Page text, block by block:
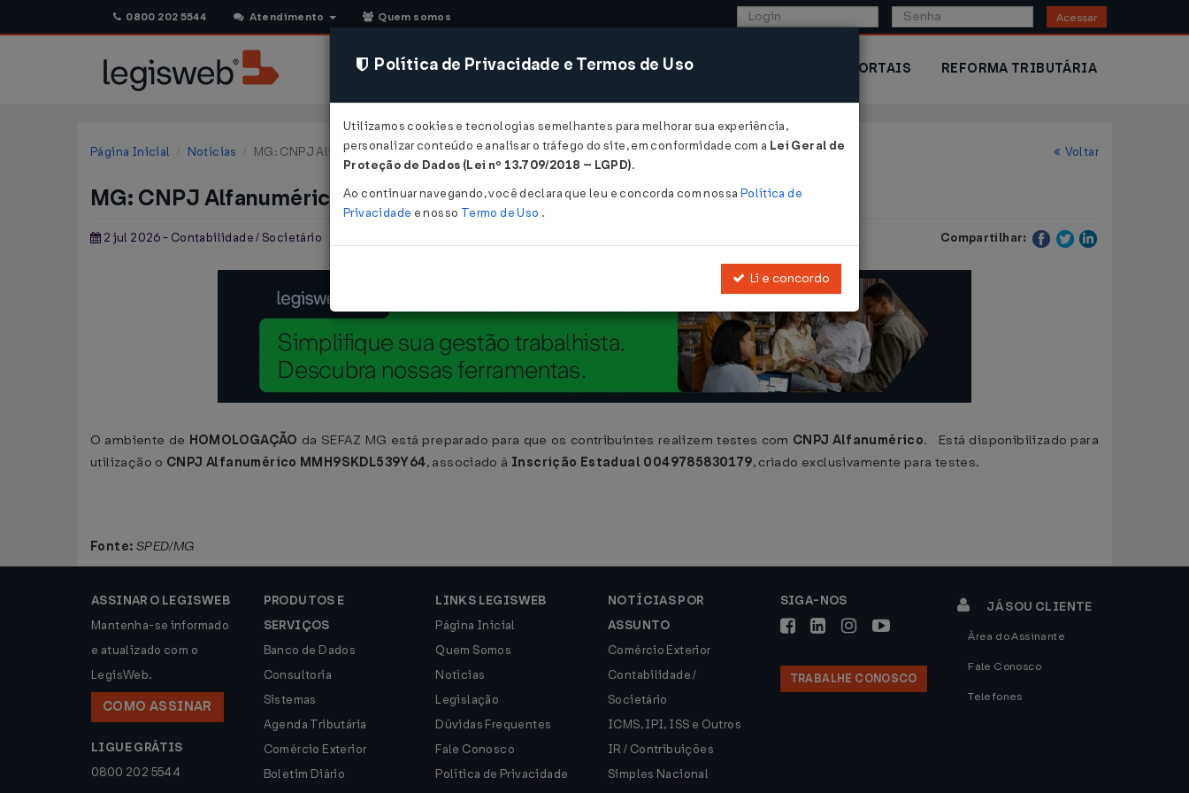
0800 202 5544 Atendimento Quem somos Acessar
CONSULTORIA SISTEMAS COMÉRCIO EXTERIOR PORTAIS REFORMA TRIBUTÁRIA
Página Inicial Notícias MG: CNPJ Alfanumérico para Testes... Voltar
MG: CNPJ Alfanumérico para Testes
2 jul 2026 - Contabilidade / Societário Compartilhar:
O ambiente de HOMOLOGAÇÃO da SEFAZ MG está preparado para que os contribuintes realizem testes com CNPJ Alfanumérico. Está disponibilizado para
utilização o CNPJ Alfanumérico MMH9SKDL539Y64, associado à Inscrição Estadual 0049785830179, criado exclusivamente para testes.
Fonte: SPED/MG
ASSINAR O LEGISWEB
Mantenha-se informado
e atualizado com o
LegisWeb.
COMO ASSINAR
LIGUE GRÁTIS
0800 202 5544
PRODUTOS E
SERVIÇOS
Banco de Dados
Consultoria
Sistemas
Agenda Tributária
Comércio Exterior
Boletim Diário
LINKS LEGISWEB
Página Inicial
Quem Somos
Notícias
Legislação
Dúvidas Frequentes
Fale Conosco
Política de Privacidade
NOTÍCIAS POR
ASSUNTO
Comércio Exterior
Contabilidade /
Societário
ICMS, IPI, ISS e Outros
IR / Contribuições
Simples Nacional
SIGA-NOS
TRABALHE CONOSCO
JÁ SOU CLIENTE
Área do Assinante
Fale Conosco
Telefones
Política de Privacidade e Termos de Uso
Utilizamos cookies e tecnologias semelhantes para melhorar sua experiência,
personalizar conteúdo e analisar o tráfego do site, em conformidade com a Lei Geral de
Proteção de Dados (Lei nº 13.709/2018 – LGPD).
Ao continuar navegando, você declara que leu e concorda com nossa Política de
Privacidade e nosso Termo de Uso .
Li e concordo